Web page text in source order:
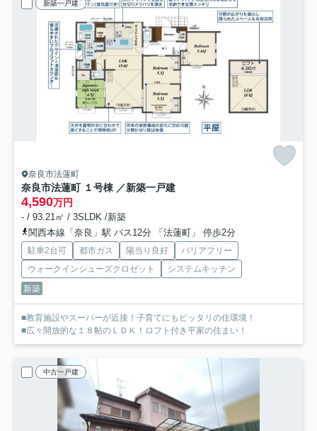
新築一戸建
奈良市法蓮町
奈良市法蓮町 １号棟 ／新築一戸建
4,590万円
- / 93.21㎡ / 3SLDK /新築
関西本線「奈良」駅 バス12分 「法蓮町」 停歩2分
駐車2台可 都市ガス 陽当り良好
バリアフリー
ウォークインシューズクロゼット
システムキッチン
新築
■教育施設やスーパーが近接！子育てにもピッタリの住環境！
■広々開放的な１８帖のＬＤＫ！ロフト付き平家の住まい！
中古一戸建